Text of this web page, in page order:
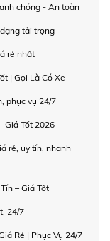
chóng - An toàn
tải trọng
rẻ nhất
| Gọi Là Có Xe
phục vụ 24/7
Giá Tốt 2026
rẻ, uy tín, nhanh
– Giá Tốt
24/7
Rẻ | Phục Vụ 24/7